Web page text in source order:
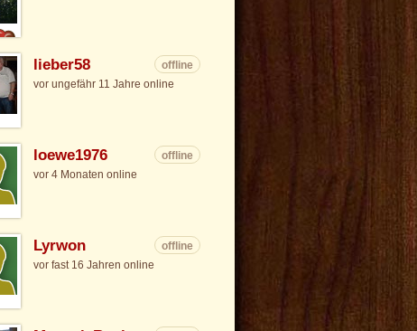
lieber58
offline
vor ungefähr 11 Jahre online
loewe1976
offline
vor 4 Monaten online
Lyrwon
offline
vor fast 16 Jahren online